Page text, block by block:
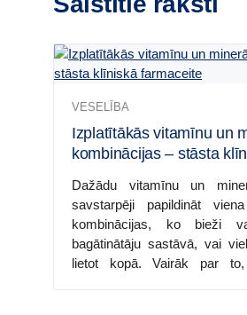
vitamīnu
minerālvielu
stāsta
klīniskā
farmaceite
VESELĪBA
Izplatītākās vitamīnu un
kombinācijas – stāsta
Dažādu vitamīnu un
savstarpēji papildināt
kombinācijas, ko bieži
bagātinātāju sastāvā, vai
lietot kopā. Vairāk par